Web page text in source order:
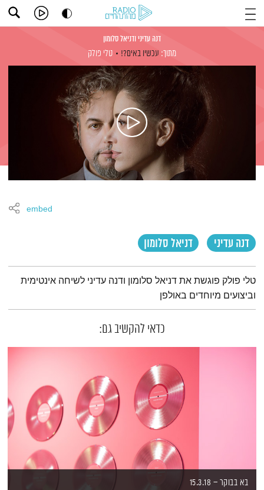
דנה עדיני ודניאל סלומון
מתוך: עכשיו באים?! טלי פולק
דנה עדיני דניאל סלומון
embed
תמצית הפודקאסט
טלי פולק פוגשת את דניאל סלומון ודנה עדיני לשיחה אינטימית
וביצועים מיוחדים באולפן
כדאי להקשיב גם:
בא בבוקר – 15.3.18